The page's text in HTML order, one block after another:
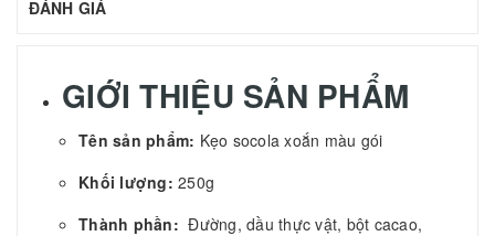
ĐÁNH GIÁ
GIỚI THIỆU SẢN PHẨM
Tên sản phẩm: Kẹo socola xoắn màu gói
Khối lượng: 250g
Thành phần: Đường, dầu thực vật, bột cacao,